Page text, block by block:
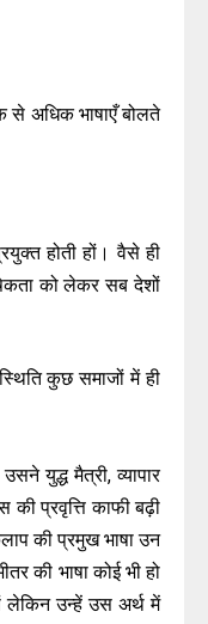
से अधिक भाषाएँ बोलते
होती हों। वैसे ही
को लेकर सब देशों
कुछ समाजों में ही
युद्ध मैत्री, व्यापार
प्रवृत्ति काफी बढ़ी
की प्रमुख भाषा उन
की भाषा कोई भी हो
लेकिन उन्हें उस अर्थ में